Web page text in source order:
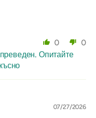
0
0
Опитайте
07/27/2026